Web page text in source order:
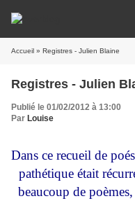
Accueil » Registres - Julien Blaine
Registres - Julien
Publié le 01/02/2012 à 13:00
Par Louise
Dans ce recueil de
pathétique était
beaucoup de